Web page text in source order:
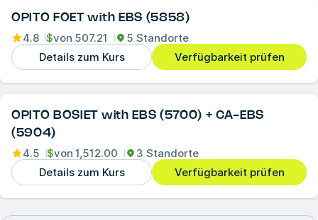
OPITO FOET with EBS (5858)
4.8 $von 507.21
5 Standorte
Details zum Kurs
Verfügbarkeit prüfen
OPITO BOSIET with EBS (5700) + CA-EBS
(5904)
4.5 $von 1,512.00
3 Standorte
Details zum Kurs
Verfügbarkeit prüfen